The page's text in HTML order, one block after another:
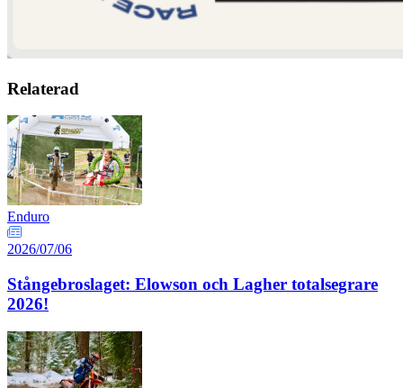
Relaterad
Enduro
2026/07/06
Stångebroslaget: Elowson och Lagher totalsegrare
2026!